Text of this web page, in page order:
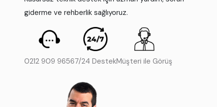
giderme ve rehberlik sağlıyoruz.
0212 909 96567/24 DestekMüşteri ile Görüş